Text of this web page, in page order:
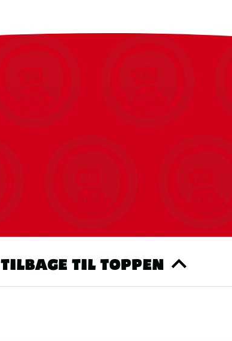
TILBAGE TIL TOPPEN